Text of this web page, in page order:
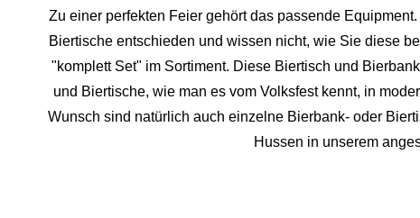
Zu einer perfekten Feier gehört das passende Equipment.
Biertische entschieden und wissen nicht, wie Sie diese
"komplett Set" im Sortiment. Diese Biertisch und
und Biertische, wie man es vom Volksfest kennt, in
Wunsch sind natürlich auch einzelne Bierbank- oder
Hussen in unserem